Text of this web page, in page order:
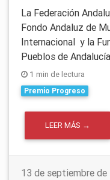
La Federación
Fondo Andaluz de
Internacional y la
Pueblos de
1 min de lectura
Premio Progreso
LEER MÁS →
13 de septiembre